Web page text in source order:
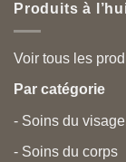
Produits à
Voir tous les
Par catégorie
- Soins du visage
- Soins du corps